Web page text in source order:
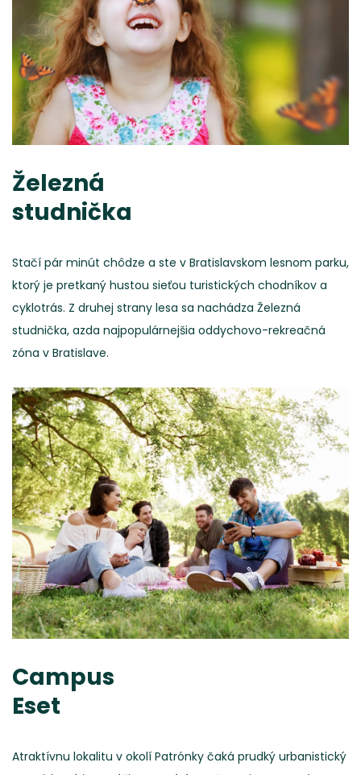
Železná
studnička
Stačí pár minút chôdze a ste v Bratislavskom lesnom parku,
ktorý je pretkaný hustou sieťou turistických chodníkov a
cyklotrás. Z druhej strany lesa sa nachádza Železná
studnička, azda najpopulárnejšia oddychovo-rekreačná
zóna v Bratislave.
Campus
Eset
Atraktívnu lokalitu v okolí Patrónky čaká prudký urbanistický